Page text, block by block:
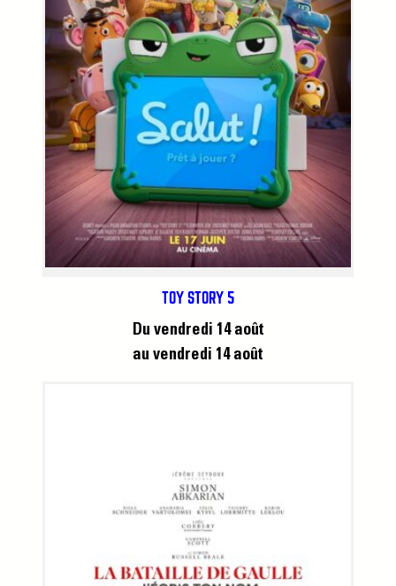
TOY STORY 5
Du vendredi 14 août
au vendredi 14 août